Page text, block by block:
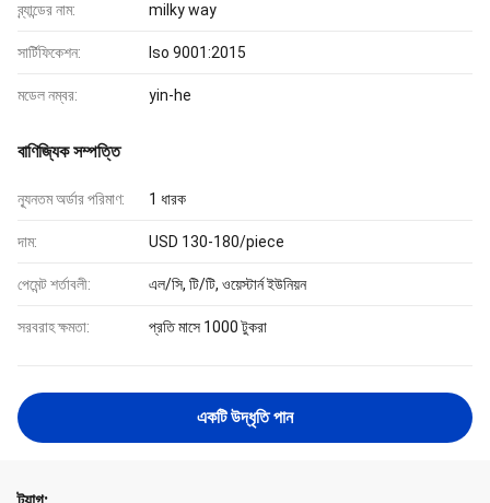
ব্র্যান্ডের নাম: milky way
সার্টিফিকেশন: Iso 9001:2015
মডেল নম্বর: yin-he
বাণিজ্যিক সম্পত্তি
ন্যূনতম অর্ডার পরিমাণ: 1 ধারক
দাম: USD 130-180/piece
পেমেন্ট শর্তাবলী: এল/সি, টি/টি, ওয়েস্টার্ন ইউনিয়ন
সরবরাহ ক্ষমতা: প্রতি মাসে 1000 টুকরা
একটি উদ্ধৃতি পান